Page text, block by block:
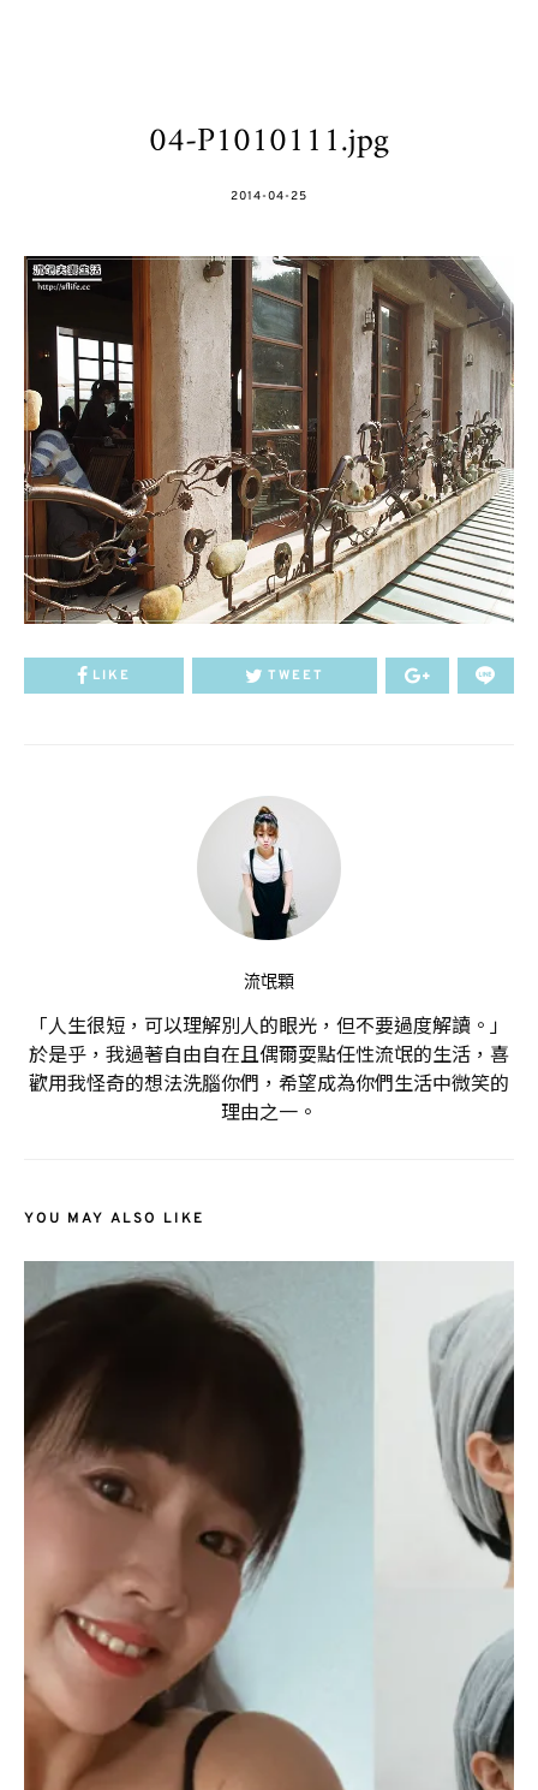
04-P1010111.jpg
POSTED
2014-04-25
LIKE TWEET
流氓顆
「人生很短，可以理解別人的眼光，但不要過度解讀。」
於是乎，我過著自由自在且偶爾耍點任性流氓的生活，喜
歡用我怪奇的想法洗腦你們，希望成為你們生活中微笑的
理由之一。
YOU MAY ALSO LIKE